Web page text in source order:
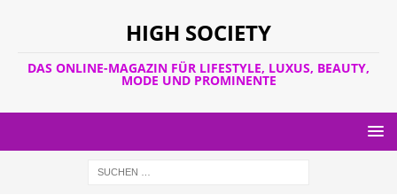
HIGH SOCIETY
DAS ONLINE-MAGAZIN FÜR LIFESTYLE, LUXUS, BEAUTY,
MODE UND PROMINENTE